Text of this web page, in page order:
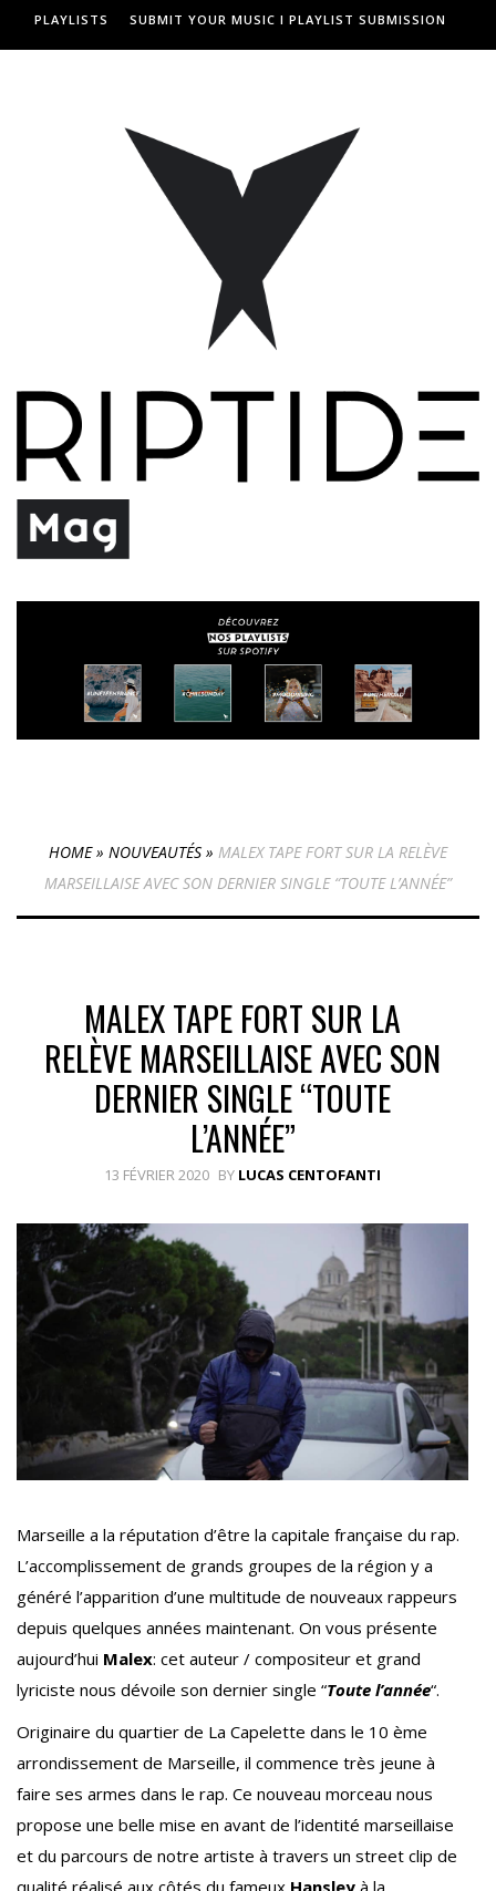
PLAYLISTS SUBMIT YOUR MUSIC I PLAYLIST SUBMISSION
HOME» NOUVEAUTÉS » MALEX TAPE FORT SUR LA RELÈVE
MARSEILLAISE AVEC SON DERNIER SINGLE “TOUTE L’ANNÉE”
MALEX TAPE FORT SUR LA
RELÈVE MARSEILLAISE AVEC SON
DERNIER SINGLE “TOUTE
L’ANNÉE”
13 FÉVRIER 2020 BY LUCAS CENTOFANTI
Marseille a la réputation d’être la capitale française du rap.
L’accomplissement de grands groupes de la région y a
généré l’apparition d’une multitude de nouveaux rappeurs
depuis quelques années maintenant. On vous présente
aujourd’hui Malex: cet auteur / compositeur et grand
lyriciste nous dévoile son dernier single “Toute l’année“.
Originaire du quartier de La Capelette dans le 10 ème
arrondissement de Marseille, il commence très jeune à
faire ses armes dans le rap. Ce nouveau morceau nous
propose une belle mise en avant de l’identité marseillaise
et du parcours de notre artiste à travers un street clip de